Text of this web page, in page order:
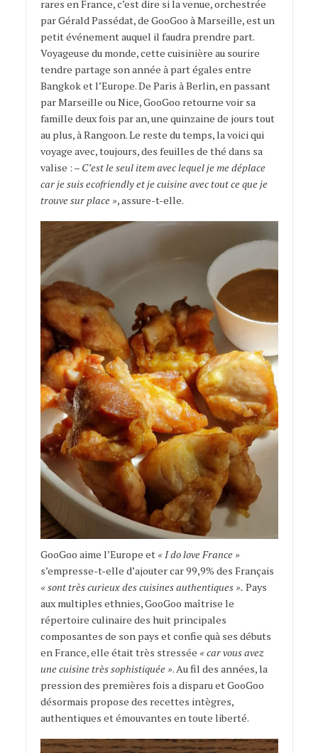
rares en France, c’est dire si la venue, orchestrée
par Gérald Passédat, de GooGoo à Marseille, est un
petit événement auquel il faudra prendre part.
Voyageuse du monde, cette cuisinière au sourire
tendre partage son année à part égales entre
Bangkok et l’Europe. De Paris à Berlin, en passant
par Marseille ou Nice, GooGoo retourne voir sa
famille deux fois par an, une quinzaine de jours tout
au plus, à Rangoon. Le reste du temps, la voici qui
voyage avec, toujours, des feuilles de thé dans sa
valise : – C’est le seul item avec lequel je me déplace
car je suis ecofriendly et je cuisine avec tout ce que je
trouve sur place », assure-t-elle.
GooGoo aime l’Europe et « I do love France »
s’empresse-t-elle d’ajouter car 99,9% des Français
« sont très curieux des cuisines authentiques ». Pays
aux multiples ethnies, GooGoo maîtrise le
répertoire culinaire des huit principales
composantes de son pays et confie quà ses débuts
en France, elle était très stressée « car vous avez
une cuisine très sophistiquée ». Au fil des années, la
pression des premières fois a disparu et GooGoo
désormais propose des recettes intègres,
authentiques et émouvantes en toute liberté.